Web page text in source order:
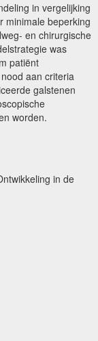
in vergelijking
minimale beperking
en chirurgische
was
patiënt
aan criteria
galstenen
worden.
in de